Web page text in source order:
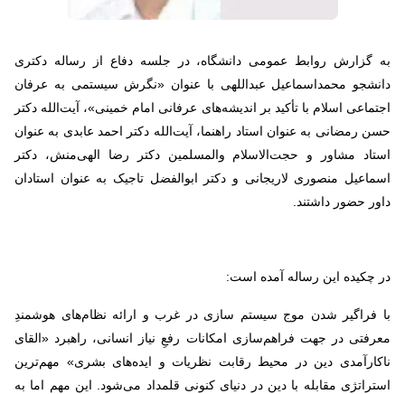
به گزارش روابط عمومی دانشگاه، در جلسه دفاع از رساله دکتری
دانشجو محمداسماعیل عبداللهی با عنوان «نگرش سیستمی به عرفان
اجتماعی اسلام با تأکید بر اندیشه‌های عرفانی امام خمینی»، آیت‌الله دکتر
حسن رمضانی به عنوان استاد راهنما، آیت‌الله دکتر احمد عابدی به عنوان
استاد مشاور و حجت‌الاسلام والمسلمین دکتر رضا الهی‌منش، دکتر
اسماعیل منصوری لاریجانی و دکتر ابوالفضل تاجیک به عنوان استادان
داور حضور داشتند.
در چکیده این رساله آمده است:
با فراگیر شدن موج سیستم سازی در غرب و ارائه نظام‌های هوشمندِ
معرفتی در جهت فراهم‌سازی امکانات رفعِ نیاز انسانی، راهبرد «القای
ناکارآمدی دین در محیط رقابت نظریات و ایده‌های بشری» مهم‌ترین
استراتژی مقابله با دین در دنیای کنونی قلمداد می‌شود. این مهم اما به